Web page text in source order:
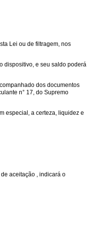
Lei ou de filtragem, nos
dispositivo, e seu saldo poderá
dos documentos
n° 17, do Supremo
especial, a certeza, liquidez e
aceitação , indicará o